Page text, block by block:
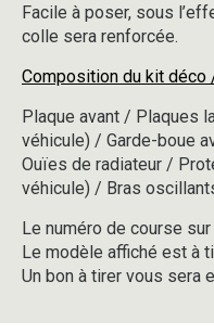
Facile à poser, sous
colle sera renforcée.
Composition du kit déco
Plaque avant / Plaques
véhicule) / Garde-boue
Ouïes de radiateur /
véhicule) / Bras
Le numéro de course
Le modèle affiché est à
Un bon à tirer vous sera